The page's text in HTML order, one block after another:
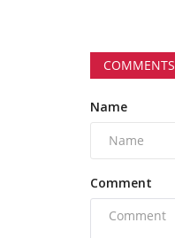
COMMENTS
Name
Comment